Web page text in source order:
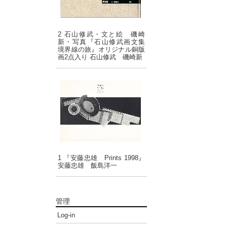
2 石山修武・文と絵 磯崎
新・写真『石山修武画文集
境界線の旅』オリジナル銅版
画2点入り 石山修武 磯崎新
1 『安藤忠雄 Prints 1998』
安藤忠雄 飯島洋一
管理
Log-in